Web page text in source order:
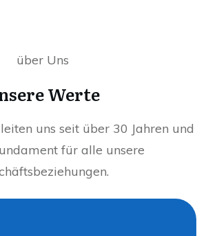
über Uns
Werte
uns seit über 30 Jahren und
für alle unsere